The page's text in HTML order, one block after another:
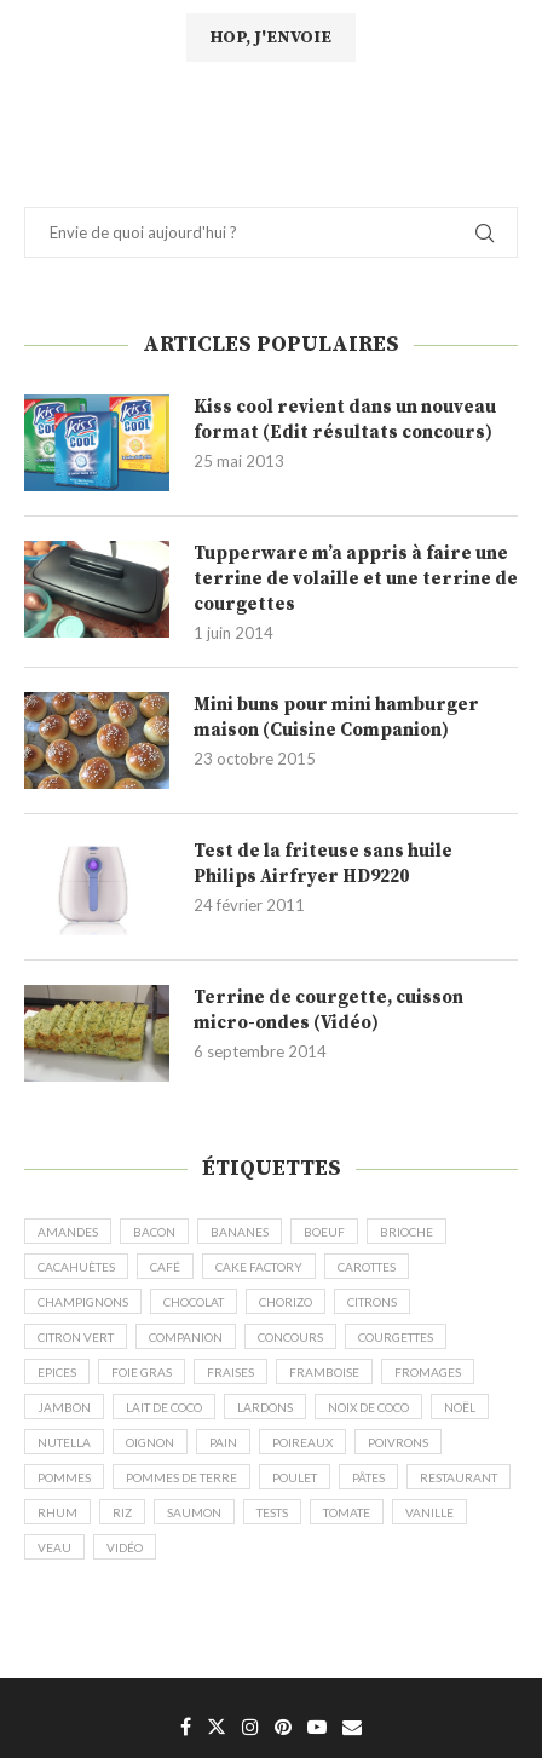
ARTICLES POPULAIRES
Kiss cool revient dans un nouveau
format (Edit résultats concours)
25 mai 2013
Tupperware m’a appris à faire une
terrine de volaille et une terrine de
courgettes
1 juin 2014
Mini buns pour mini hamburger
maison (Cuisine Companion)
23 octobre 2015
Test de la friteuse sans huile
Philips Airfryer HD9220
24 février 2011
Terrine de courgette, cuisson
micro-ondes (Vidéo)
6 septembre 2014
ÉTIQUETTES
AMANDES BACON BANANES BOEUF BRIOCHE
CACAHUÈTES CAFÉ CAKE FACTORY CAROTTES
CHAMPIGNONS CHOCOLAT CHORIZO CITRONS
CITRON VERT COMPANION CONCOURS COURGETTES
EPICES FOIE GRAS FRAISES FRAMBOISE FROMAGES
JAMBON LAIT DE COCO LARDONS NOIX DE COCO NOËL
NUTELLA OIGNON PAIN POIREAUX POIVRONS
POMMES POMMES DE TERRE POULET PÂTES RESTAURANT
RHUM RIZ SAUMON TESTS TOMATE VANILLE
VEAU VIDÉO